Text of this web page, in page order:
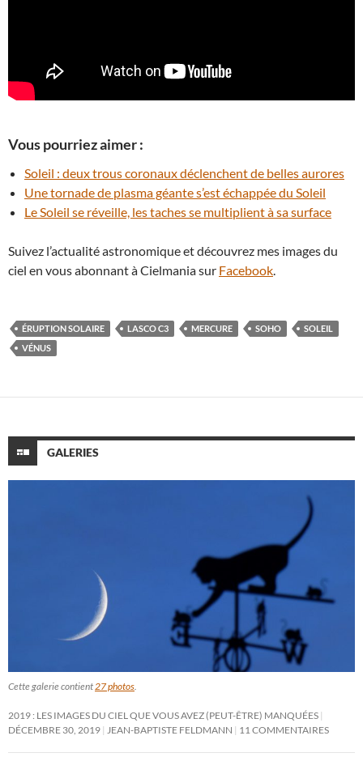
Vous pourriez aimer :
Soleil : deux trous coronaux déclenchent de belles aurores
Une tornade de plasma géante s’est échappée du Soleil
Le Soleil se réveille, les taches se multiplient à sa surface
Suivez l’actualité astronomique et découvrez mes images du
ciel en vous abonnant à Cielmania sur Facebook.
ÉRUPTION SOLAIRE LASCO C3 MERCURE SOHO
SOLEIL
VÉNUS
GALERIES
Cette galerie contient 27 photos
2019 : LES IMAGES DU CIEL QUE VOUS AVEZ (PEUT-ÊTRE) MANQUÉES
DÉCEMBRE 30, 2019
JEAN-BAPTISTE FELDMANN 11 COMMENTAIRES